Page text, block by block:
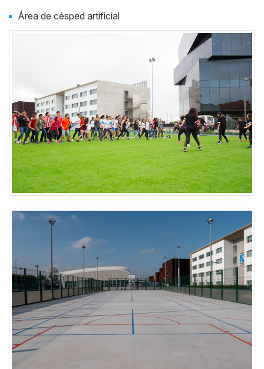
Área de césped artificial